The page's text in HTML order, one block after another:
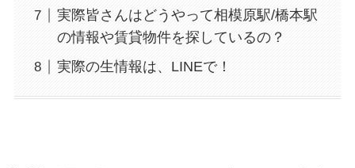
実際皆さんはどうやって相模原駅/橋本駅
の情報や賃貸物件を探しているの？
実際の生情報は、LINEで！